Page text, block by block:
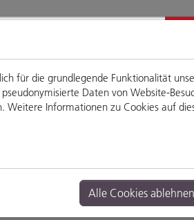
für die grundlegende Funktionalität
Daten von Website-
Informationen zu Cookies auf
Alle Cookies ablehnen